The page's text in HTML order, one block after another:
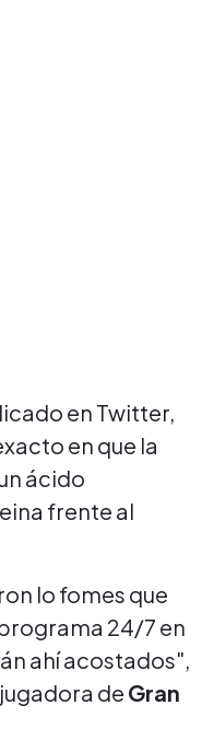
en Twitter,
en que la
ácido
frente al
lo fomes que
24/7 en
ahí acostados",
de Gran